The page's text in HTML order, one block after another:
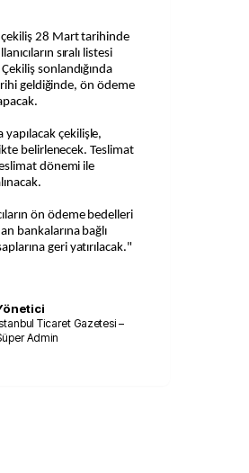
28 Mart tarihinde
sıralı listesi
sonlandığında
geldiğinde, ön ödeme
çekilişle,
belirlenecek. Teslimat
dönemi ile
ön ödeme bedelleri
bankalarına bağlı
geri yatırılacak."
Ticaret Gazetesi –
Admin